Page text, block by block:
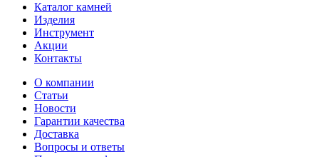
Каталог камней
Изделия
Инструмент
Акции
Контакты
О компании
Статьи
Новости
Гарантии качества
Доставка
Вопросы и ответы